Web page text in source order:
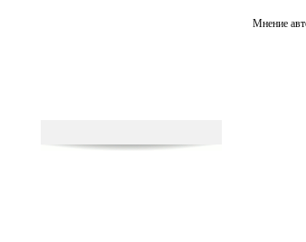
Мнение